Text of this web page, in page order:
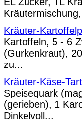
Kräuter-
Kartoffeln, 5 - 6
(Gurkenkraut),
zu...
Kräuter-Käse-
Speisequark
(gerieben), 1
Dinkelvoll...